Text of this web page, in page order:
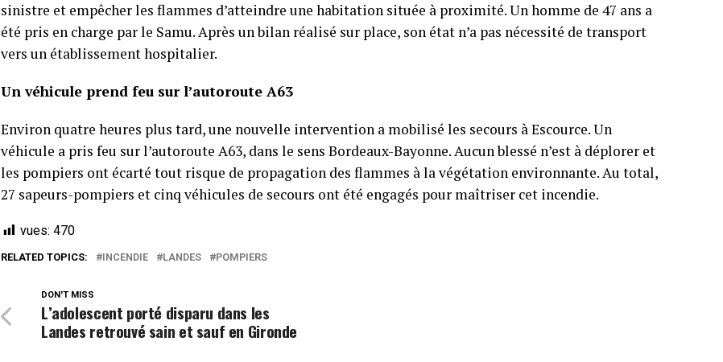
sinistre et empêcher les flammes d’atteindre une habitation située à proximité. Un homme de 47 ans a
été pris en charge par le Samu. Après un bilan réalisé sur place, son état n’a pas nécessité de transport
vers un établissement hospitalier.
Un véhicule prend feu sur l’autoroute A63
Environ quatre heures plus tard, une nouvelle intervention a mobilisé les secours à Escource. Un
véhicule a pris feu sur l’autoroute A63, dans le sens Bordeaux-Bayonne. Aucun blessé n’est à déplorer et
les pompiers ont écarté tout risque de propagation des flammes à la végétation environnante. Au total,
27 sapeurs-pompiers et cinq véhicules de secours ont été engagés pour maîtriser cet incendie.
vues: 470
RELATED TOPICS: INCENDIE LANDES POMPIERS
DON'T MISS
L’adolescent porté disparu dans les
Landes retrouvé sain et sauf en Gironde